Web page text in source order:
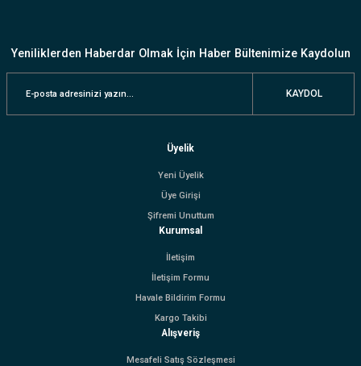
Yeniliklerden Haberdar Olmak İçin Haber Bültenimize Kaydolun
KAYDOL
Üyelik
Yeni Üyelik
Üye Girişi
Şifremi Unuttum
Kurumsal
İletişim
İletişim Formu
Havale Bildirim Formu
Kargo Takibi
Alışveriş
Mesafeli Satış Sözleşmesi